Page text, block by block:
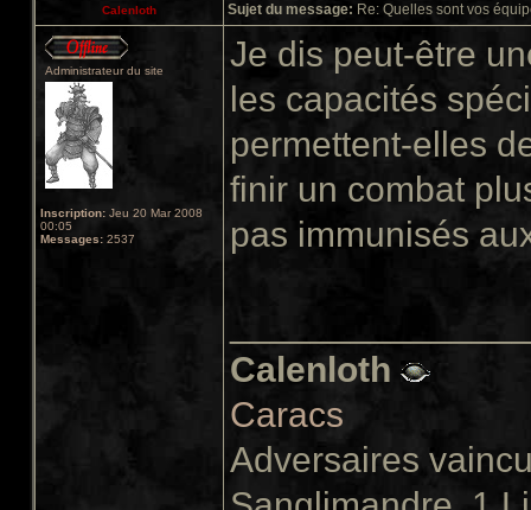
Calenloth Sujet du message: Re: Quelles sont vos
Administrateur du site
Inscription: Jeu 20 Mar 2008
00:05
Messages: 2537
Je dis peut-être
les capacités
permettent-elles
finir un combat
pas immunisés
Calenloth
Caracs
Adversaires